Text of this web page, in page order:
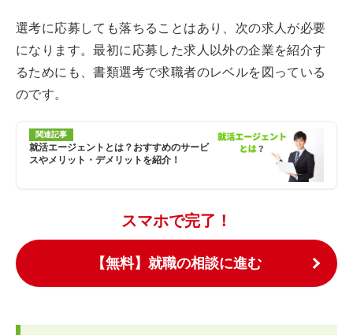
選考に応募しても落ちることはあり、次の求人が必要
になります。最初に応募した求人以外の企業を紹介す
るためにも、書類選考で求職者のレベルを図っている
のです。
関連記事
就活エージェントとは？おすすめのサービ
スやメリット・デメリットを紹介！
スマホで完了！
【無料】就職の相談に進む